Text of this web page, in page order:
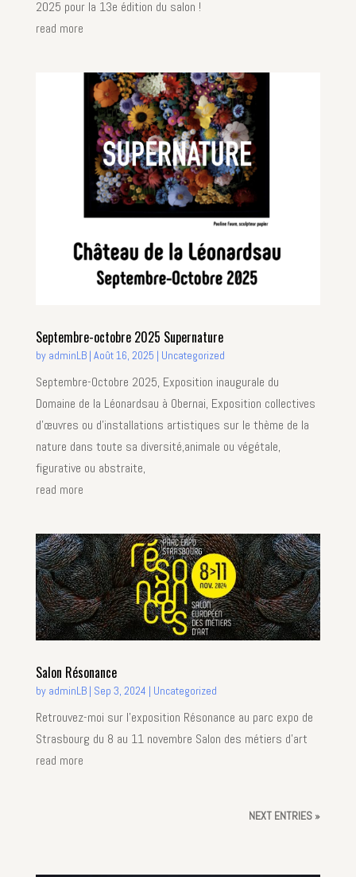
2025 pour la 13e édition du salon !
read more
Septembre-octobre 2025 Supernature
by adminLB| Août 16, 2025 | Uncategorized
Septembre-Octobre 2025, Exposition inaugurale du
Domaine de la Léonardsau à Obernai, Exposition collectives
d’œuvres ou d’installations artistiques sur le thème de la
nature dans toute sa diversité,animale ou végétale,
figurative ou abstraite,
read more
Salon Résonance
by adminLB| Sep 3, 2024 | Uncategorized
Retrouvez-moi sur l'exposition Résonance au parc expo de
Strasbourg du 8 au 11 novembre Salon des métiers d'art
read more
NEXT ENTRIES »